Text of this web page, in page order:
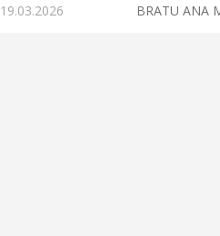
19.03.2026 BRATU ANA